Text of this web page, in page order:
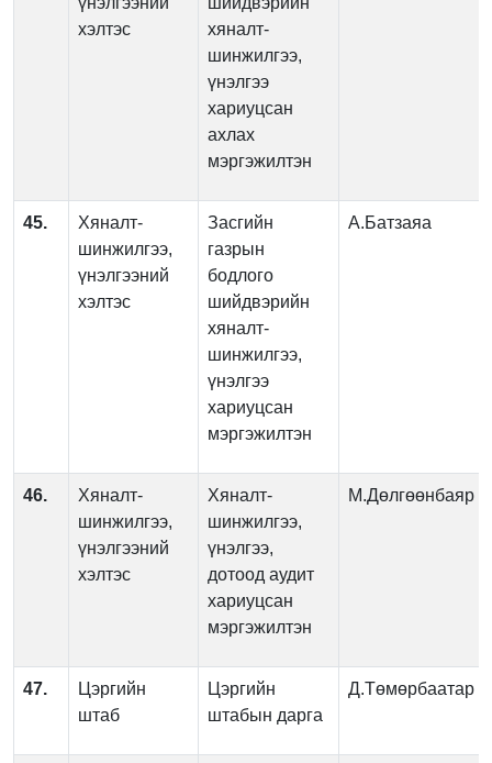
хэлтэс
хяналт-
шинжилгээ,
үнэлгээ
хариуцсан
ахлах
мэргэжилтэн
45.
Хяналт-
шинжилгээ,
үнэлгээний
хэлтэс
Засгийн
газрын
бодлого
шийдвэрийн
хяналт-
шинжилгээ,
үнэлгээ
хариуцсан
мэргэжилтэн
А.Батзаяа
46.
Хяналт-
шинжилгээ,
үнэлгээний
хэлтэс
Хяналт-
шинжилгээ,
үнэлгээ,
дотоод аудит
хариуцсан
мэргэжилтэн
М.Дөлгөөнбаяр
47.
Цэргийн
штаб
Цэргийн
штабын дарга
Д.Төмөрбаатар